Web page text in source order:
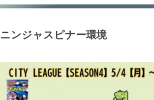
ムニキスゼロ環境
【2026年】シーズン2：11月～1月
スタートデッキ100環境
ニンジャスピナー環境